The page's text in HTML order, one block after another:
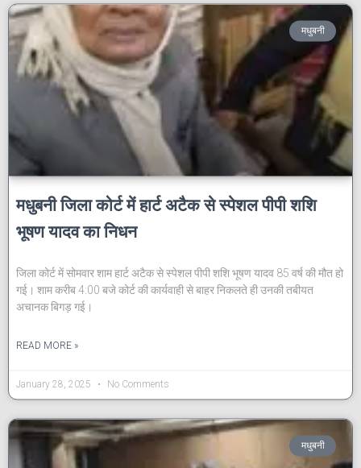
मधुबनी
मधुबनी जिला कोर्ट में हार्ट अटैक से स्पेशल पीपी शशि
भूषण यादव का निधन
जिला कोर्ट में सोमवार शाम हार्ट अटैक से स्पेशल पीपी शशि भूषण यादव 85 वर्ष की मौत हो
गई। शाम करीब 4:00 बजे कोर्ट की कार्यवाही से बाहर निकलते ही उनकी तबीयत
अचानक बिगड़ गई।
READ MORE »
January 28, 2025 No Comments
मधुबनी